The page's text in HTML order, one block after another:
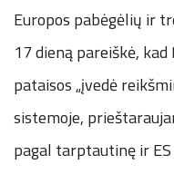
Europos pabėgėlių ir
17 dieną pareiškė,
pataisos „įvedė
sistemoje,
pagal tarptautinę ir